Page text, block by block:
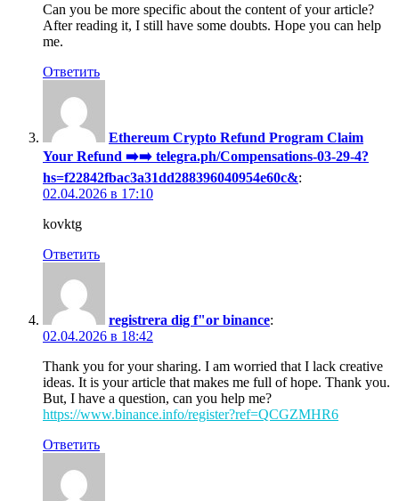
Can you be more specific about the content of your article?
After reading it, I still have some doubts. Hope you can help
me.
Ответить
Ethereum Crypto Refund Program Claim
Your Refund ➡️➡️ telegra.ph/Compensations-03-29-4?
hs=f22842fbac3a31dd288396040954e60c&:
02.04.2026 в 17:10
kovktg
Ответить
registrera dig f"or binance:
02.04.2026 в 18:42
Thank you for your sharing. I am worried that I lack creative
ideas. It is your article that makes me full of hope. Thank you.
But, I have a question, can you help me?
https://www.binance.info/register?ref=QCGZMHR6
Ответить